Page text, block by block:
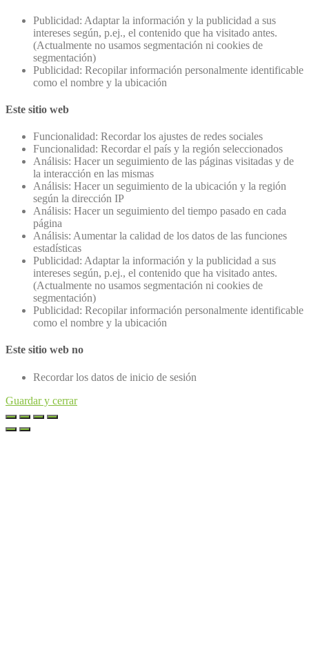
Publicidad: Adaptar la información y la publicidad a sus
intereses según, p.ej., el contenido que ha visitado antes.
(Actualmente no usamos segmentación ni cookies de
segmentación)
Publicidad: Recopilar información personalmente identificable
como el nombre y la ubicación
Este sitio web
Funcionalidad: Recordar los ajustes de redes sociales
Funcionalidad: Recordar el país y la región seleccionados
Análisis: Hacer un seguimiento de las páginas visitadas y de
la interacción en las mismas
Análisis: Hacer un seguimiento de la ubicación y la región
según la dirección IP
Análisis: Hacer un seguimiento del tiempo pasado en cada
página
Análisis: Aumentar la calidad de los datos de las funciones
estadísticas
Publicidad: Adaptar la información y la publicidad a sus
intereses según, p.ej., el contenido que ha visitado antes.
(Actualmente no usamos segmentación ni cookies de
segmentación)
Publicidad: Recopilar información personalmente identificable
como el nombre y la ubicación
Este sitio web no
Recordar los datos de inicio de sesión
Guardar y cerrar